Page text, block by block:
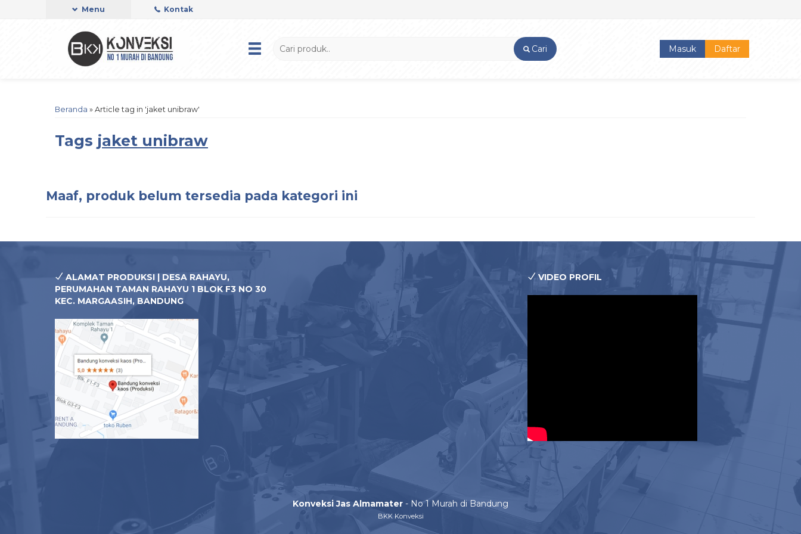
Menu Kontak
Cari Masuk Daftar
Beranda » Article tag in 'jaket unibraw'
Tags jaket unibraw
Maaf, produk belum tersedia pada kategori ini
ALAMAT PRODUKSI | DESA RAHAYU,
PERUMAHAN TAMAN RAHAYU 1 BLOK F3 NO 30
KEC. MARGAASIH, BANDUNG
VIDEO PROFIL
Konveksi Jas Almamater - No 1 Murah di Bandung
BKK Konveksi